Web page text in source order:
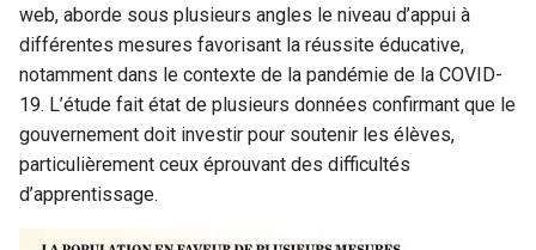
web, aborde sous plusieurs angles le niveau d’appui à
différentes mesures favorisant la réussite éducative,
notamment dans le contexte de la pandémie de la COVID-
19. L’étude fait état de plusieurs données confirmant que le
gouvernement doit investir pour soutenir les élèves,
particulièrement ceux éprouvant des difficultés
d’apprentissage.